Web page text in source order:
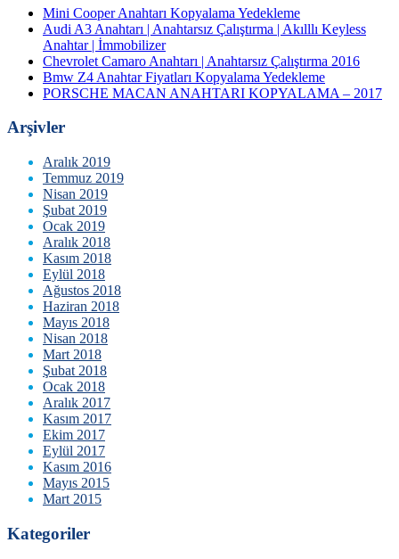
Mini Cooper Anahtarı Kopyalama Yedekleme
Audi A3 Anahtarı | Anahtarsız Çalıştırma | Akılllı Keyless
Anahtar | İmmobilizer
Chevrolet Camaro Anahtarı | Anahtarsız Çalıştırma 2016
Bmw Z4 Anahtar Fiyatları Kopyalama Yedekleme
PORSCHE MACAN ANAHTARI KOPYALAMA – 2017
Arşivler
Aralık 2019
Temmuz 2019
Nisan 2019
Şubat 2019
Ocak 2019
Aralık 2018
Kasım 2018
Eylül 2018
Ağustos 2018
Haziran 2018
Mayıs 2018
Nisan 2018
Mart 2018
Şubat 2018
Ocak 2018
Aralık 2017
Kasım 2017
Ekim 2017
Eylül 2017
Kasım 2016
Mayıs 2015
Mart 2015
Kategoriler